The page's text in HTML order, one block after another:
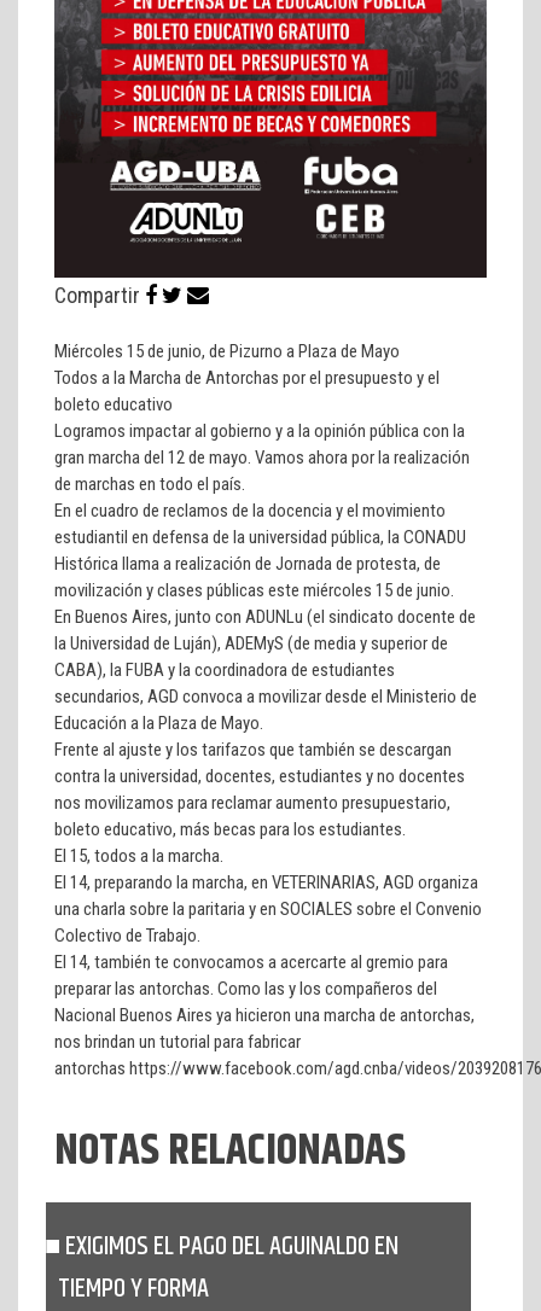
Compartir
Miércoles 15 de junio, de Pizurno a Plaza de Mayo
Todos a la Marcha de Antorchas por el presupuesto y el
boleto educativo
Logramos impactar al gobierno y a la opinión pública con la
gran marcha del 12 de mayo. Vamos ahora por la realización
de marchas en todo el país.
En el cuadro de reclamos de la docencia y el movimiento
estudiantil en defensa de la universidad pública, la CONADU
Histórica llama a realización de Jornada de protesta, de
movilización y clases públicas este miércoles 15 de junio.
En Buenos Aires, junto con ADUNLu (el sindicato docente de
la Universidad de Luján), ADEMyS (de media y superior de
CABA), la FUBA y la coordinadora de estudiantes
secundarios, AGD convoca a movilizar desde el Ministerio de
Educación a la Plaza de Mayo.
Frente al ajuste y los tarifazos que también se descargan
contra la universidad, docentes, estudiantes y no docentes
nos movilizamos para reclamar aumento presupuestario,
boleto educativo, más becas para los estudiantes.
El 15, todos a la marcha.
El 14, preparando la marcha, en VETERINARIAS, AGD organiza
una charla sobre la paritaria y en SOCIALES sobre el Convenio
Colectivo de Trabajo.
El 14, también te convocamos a acercarte al gremio para
preparar las antorchas. Como las y los compañeros del
Nacional Buenos Aires ya hicieron una marcha de antorchas,
nos brindan un tutorial para fabricar
antorchas https://www.facebook.com/agd.cnba/videos/
NOTAS RELACIONADAS
EXIGIMOS EL PAGO DEL AGUINALDO EN
TIEMPO Y FORMA